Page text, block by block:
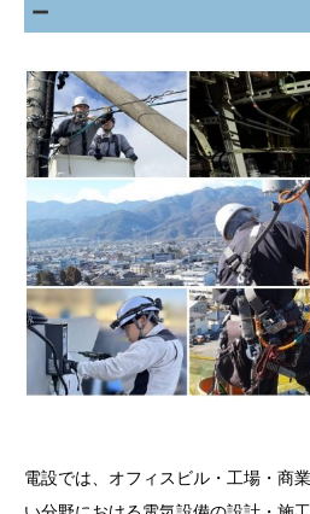
－
電設では、オフィスビル・工場・商